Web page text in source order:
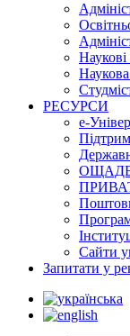
Наукові
Наукова
РЕСУРСИ
е-
Сайти
Запитати у